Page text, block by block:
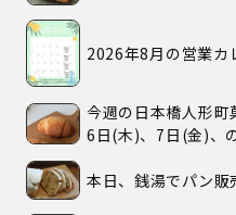
2026年8月の営業カ
今週の日本橋人形町
6日(木)、7日(金)、
本日、銭湯でパン販